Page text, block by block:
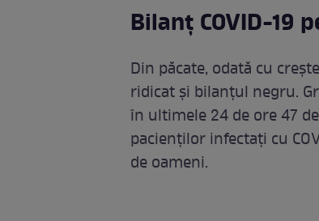
Bilanț COVID-19
Din păcate, odată cu
ridicat și bilanțul negru.
în ultimele 24 de ore 47
pacienților infectați cu
de oameni.